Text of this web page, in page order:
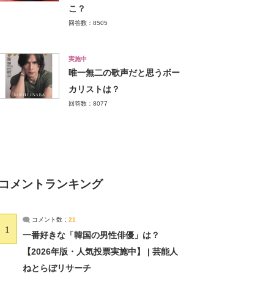
こ？
回答数：8505
実施中
唯一無二の歌声だと思うボー
カリストは？
回答数：8077
コメントランキング
1
コメント数： 21
一番好きな「韓国の男性俳優」は？
【2026年版・人気投票実施中】 | 芸能人
ねとらぼリサーチ